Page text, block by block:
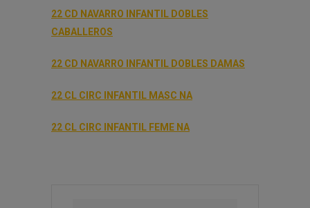
22 CD NAVARRO INFANTIL DOBLES
CABALLEROS
22 CD NAVARRO INFANTIL DOBLES DAMAS
22 CL CIRC INFANTIL MASC NA
22 CL CIRC INFANTIL FEME NA